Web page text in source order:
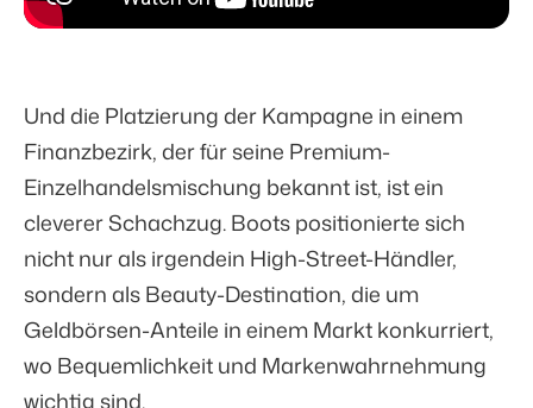
Und die Platzierung der Kampagne in einem
Finanzbezirk, der für seine Premium-
Einzelhandelsmischung bekannt ist, ist ein
cleverer Schachzug. Boots positionierte sich
nicht nur als irgendein High-Street-Händler,
sondern als Beauty-Destination, die um
Geldbörsen-Anteile in einem Markt konkurriert,
wo Bequemlichkeit und Markenwahrnehmung
wichtig sind.